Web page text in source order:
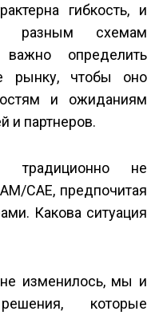
гибкость, и
схемам
важно определить
рынку, чтобы оно
и ожиданиям
и партнеров.
не
CAE, предпочитая
Какова ситуация
изменилось, мы и
которые